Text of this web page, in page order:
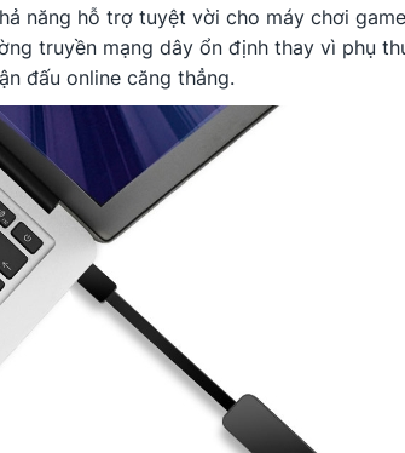
năng hỗ trợ tuyệt vời cho máy chơi game
truyền mạng dây ổn định thay vì phụ
đấu online căng thẳng.